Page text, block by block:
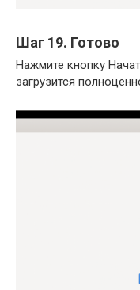
Шаг 19. Готово
Нажмите кнопку
загрузится